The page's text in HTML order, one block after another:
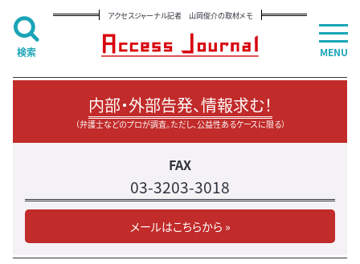
アクセスジャーナル記者 山岡俊介の取材メモ
内部・外部告発、情報求む！
（弁護士などのプロが調査。ただし、公益性あるケースに限る）
FAX
03-3203-3018
メールはこちらから »
MENU
検索